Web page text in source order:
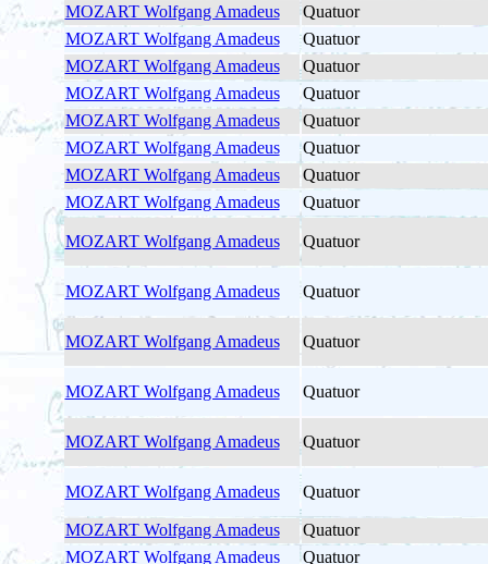
MOZART Wolfgang Amadeus
Quatuor
MOZART Wolfgang Amadeus
Quatuor
MOZART Wolfgang Amadeus
Quatuor
MOZART Wolfgang Amadeus
Quatuor
MOZART Wolfgang Amadeus
Quatuor
MOZART Wolfgang Amadeus
Quatuor
MOZART Wolfgang Amadeus
Quatuor
MOZART Wolfgang Amadeus
Quatuor
MOZART Wolfgang Amadeus Quatuor
MOZART Wolfgang Amadeus Quatuor
MOZART Wolfgang Amadeus Quatuor
MOZART Wolfgang Amadeus Quatuor
MOZART Wolfgang Amadeus Quatuor
MOZART Wolfgang Amadeus Quatuor
MOZART Wolfgang Amadeus
Quatuor
MOZART Wolfgang Amadeus
Quatuor